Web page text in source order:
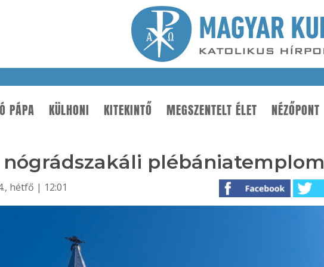
PÁPA KÜLHONI KITEKINTŐ MEGSZENTELT ÉLET NÉZŐPONT
plébániatemplom
hétfő | 12:01